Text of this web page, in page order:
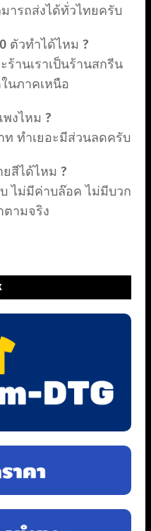
ารถส่งได้ทั่วไทยครับ
ตัวทำได้ไหม ?
ร้านเราเป็นร้านสกรีน
นภาคเหนือ
งไหม ?
ท ทำเยอะมีส่วนลดครับ
สีได้ไหม ?
ไม่มีค่าบล๊อค ไม่มีบวก
ตามจริง